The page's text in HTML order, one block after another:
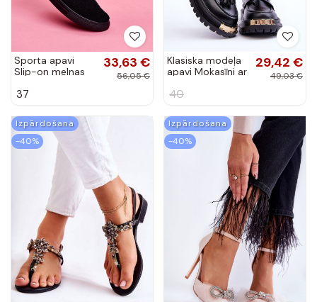
Sporta apavi
Slip-on melnas
FF274A609
33,63 €
56,05 €
37
Klasiska modeļa
apavi Mokasīni ar
krāsas Lonisa
29,42 €
49,03 €
40
Izpārdošana
-40%
Izpārdošana
-40%